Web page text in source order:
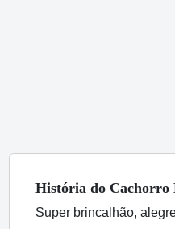
História do Cachorro
Super brincalhão,